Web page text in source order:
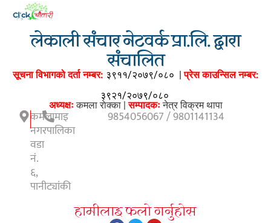
लेकाली संचार नेटवर्क प्रा.लि. द्वारा
संचालित
सूचना विभागको दर्ता नम्बर: ३९११/२०७९/०८० |प्रेस काउन्सिल नम्बर:
३९२१/२०७९/०८०
अध्यक्षःकमला राेक्का |सम्पादकःनेत्र विक्रम थापा
कमलामाइ
नगरपालिका
वडा
नं.
६,
पानीट्यांकी
9854056067 / 9801141134
हामीलाइ फलाे गर्नुहाेस